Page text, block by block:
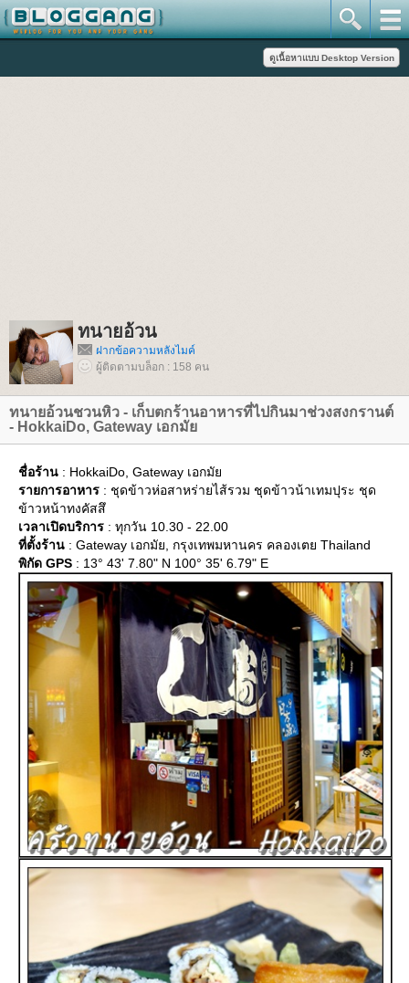
ทนายอ้วน
ฝากข้อความหลังไมค์
ผู้ติดตามบล็อก : 158 คน
ทนายอ้วนชวนหิว - เก็บตกร้านอาหารที่ไปกินมาช่วงสงกรานต์
- HokkaiDo, Gateway เอกมั
ชื่อร้าน : HokkaiDo, Gateway เอกมั
รายการอาหาร : ชุดข้าวห่อสาหร่ายไส้รวม ชุดข้าวน้าเทมปุระ ชุด
ข้าวหน้าทงคัสสึ
เวลาเปิดบริการ : ทุกวัน 10.30 - 22.00
ที่ตั้งร้าน : Gateway เอกมัย, กรุงเทพมหานคร คลองเตย Thailand
พิกัด GPS : 13° 43' 7.80" N 100° 35' 6.79" E